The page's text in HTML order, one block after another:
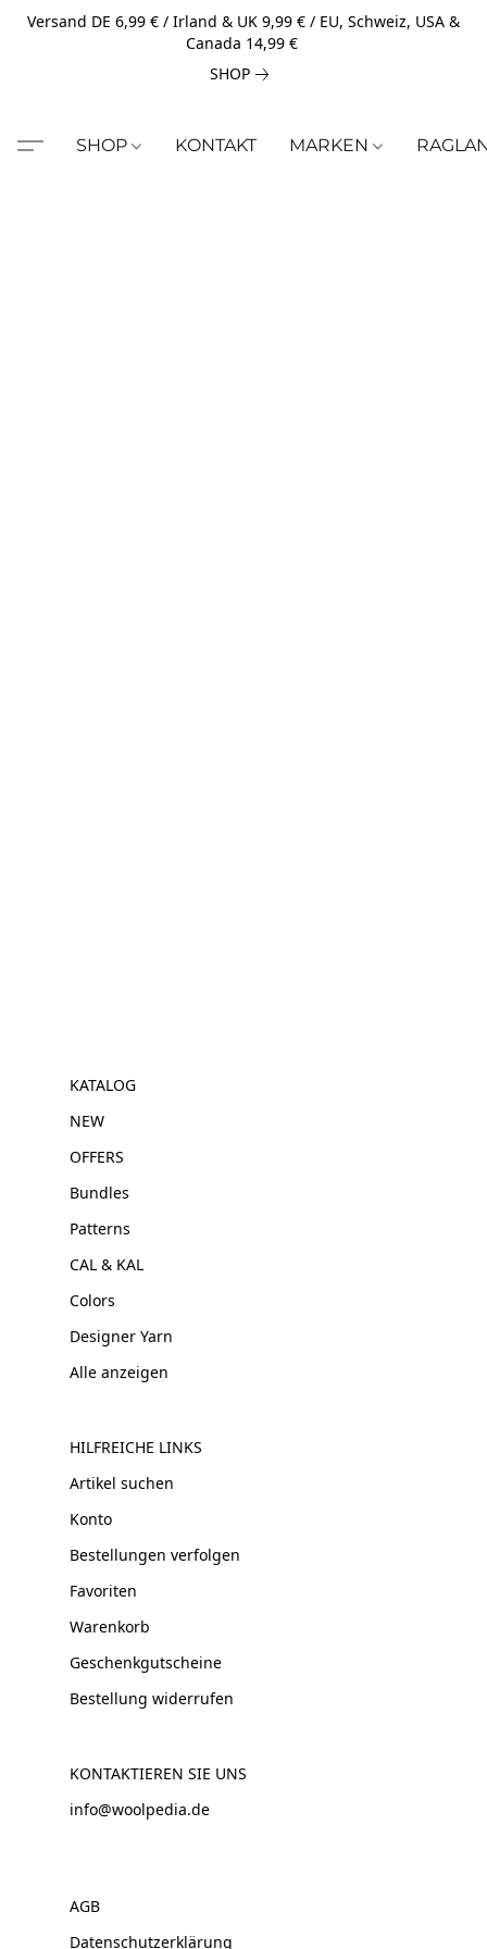
Versand DE 6,99 € / Irland & UK 9,99 € / EU, Schweiz, USA &
Canada 14,99 €
SHOP
SHOP KONTAKT MARKEN
KATALOG
NEW
OFFERS
Bundles
Patterns
CAL & KAL
Colors
Designer Yarn
Alle anzeigen
HILFREICHE LINKS
Artikel suchen
Konto
Bestellungen verfolgen
Favoriten
Warenkorb
Geschenkgutscheine
Bestellung widerrufen
KONTAKTIEREN SIE UNS
info@woolpedia.de
AGB
Datenschutzerklärung